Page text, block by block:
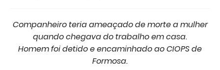
Companheiro teria ameaçado de morte a mulher
quando chegava do trabalho em casa.
Homem foi detido e encaminhado ao CIOPS de
Formosa.